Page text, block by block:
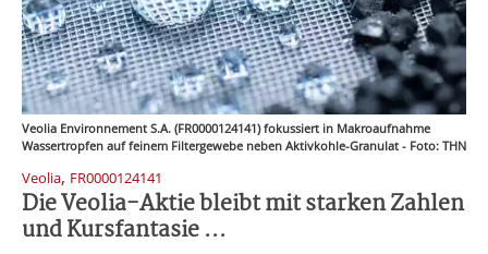
Veolia Environnement S.A. (FR0000124141) fokussiert in Makroaufnahme
Wassertropfen auf feinem Filtergewebe neben Aktivkohle-Granulat - Foto: THN
Veolia, FR0000124141
Die Veolia-Aktie bleibt mit starken Zahlen
und Kursfantasie ...